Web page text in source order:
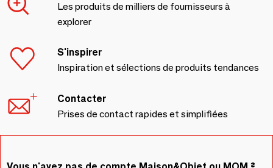
Les produits de milliers de fournisseurs à
explorer
S'inspirer
Inspiration et sélections de produits tendances
Contacter
Prises de contact rapides et simplifiées